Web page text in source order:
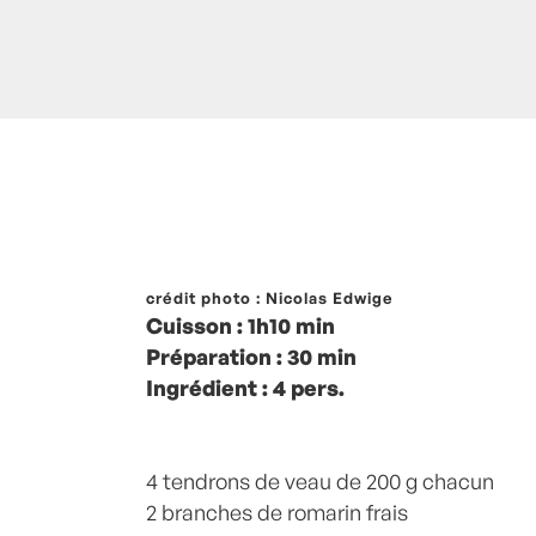
Posté à 20:50hin- Petits plats en
pois,Petits pois,Plat
nouvelles,recette-home
Viande,ViandesbyLaurent Mariotte
crédit photo : Nicolas Edwige
Cuisson : 1h10 min
Préparation : 30 min
Ingrédient : 4 pers.
4 tendrons de veau de 200 g chacun
2 branches de romarin frais